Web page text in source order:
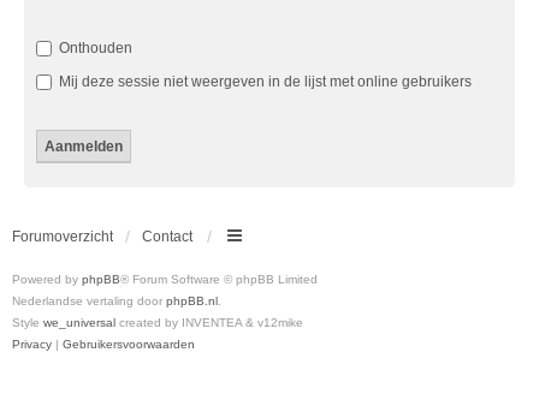
Onthouden
Mij deze sessie niet weergeven in de lijst met online gebruikers
Forumoverzicht Contact
Powered by phpBB® Forum Software © phpBB Limited
Nederlandse vertaling door phpBB.nl.
Style we_universal created by INVENTEA & v12mike
Privacy | Gebruikersvoorwaarden